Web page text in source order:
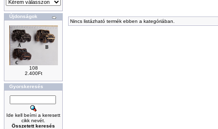
Újdonságok
108
2.400Ft
Gyorskeresés
Ide kell beírni a keresett
cikk nevét.
Összetett keresés
Nincs listázható termék ebben a kategóriában.